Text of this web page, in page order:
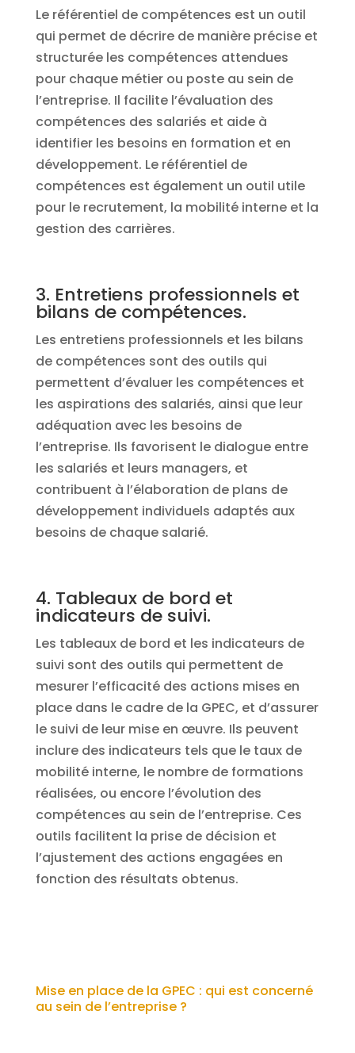
Le référentiel de compétences est un outil
qui permet de décrire de manière précise et
structurée les compétences attendues
pour chaque métier ou poste au sein de
l’entreprise. Il facilite l’évaluation des
compétences des salariés et aide à
identifier les besoins en formation et en
développement. Le référentiel de
compétences est également un outil utile
pour le recrutement, la mobilité interne et la
gestion des carrières.
3. Entretiens professionnels et
bilans de compétences.
Les entretiens professionnels et les bilans
de compétences sont des outils qui
permettent d’évaluer les compétences et
les aspirations des salariés, ainsi que leur
adéquation avec les besoins de
l’entreprise. Ils favorisent le dialogue entre
les salariés et leurs managers, et
contribuent à l’élaboration de plans de
développement individuels adaptés aux
besoins de chaque salarié.
4. Tableaux de bord et
indicateurs de suivi.
Les tableaux de bord et les indicateurs de
suivi sont des outils qui permettent de
mesurer l’efficacité des actions mises en
place dans le cadre de la GPEC, et d’assurer
le suivi de leur mise en œuvre. Ils peuvent
inclure des indicateurs tels que le taux de
mobilité interne, le nombre de formations
réalisées, ou encore l’évolution des
compétences au sein de l’entreprise. Ces
outils facilitent la prise de décision et
l’ajustement des actions engagées en
fonction des résultats obtenus.
Mise en place de la GPEC : qui est concerné
au sein de l’entreprise ?